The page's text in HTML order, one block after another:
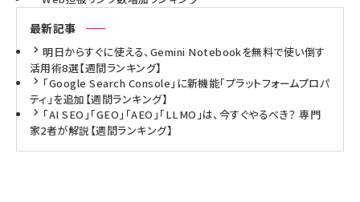
最新記事
明日からすぐに使える、Gemini Notebookを無料で使い倒す
活用術8選【週間ランキング】
「Google Search Console」に新機能「プラットフォームプロパ
ティ」を追加【週間ランキング】
「AI SEO」「GEO」「AEO」「LLMO」は、今すぐやるべき？ 専門
家2者が解説【週間ランキング】